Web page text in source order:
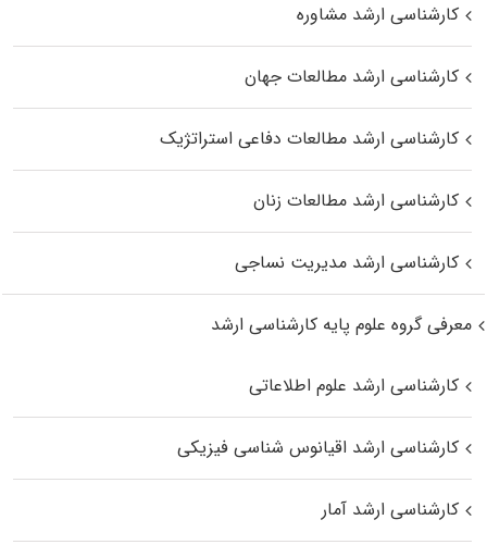
کارشناسی ارشد مشاوره
کارشناسی ارشد مطالعات جهان
کارشناسی ارشد مطالعات دفاعی استراتژیک
کارشناسی ارشد مطالعات زنان
کارشناسی ارشد مدیریت نساجی
معرفی گروه علوم پایه کارشناسی ارشد
کارشناسی ارشد علوم اطلاعاتی
کارشناسی ارشد اقیانوس‌ شناسی فیزیکی
کارشناسی ارشد آمار